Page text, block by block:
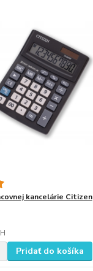
kancelárie Citizen
Pridať do košíka